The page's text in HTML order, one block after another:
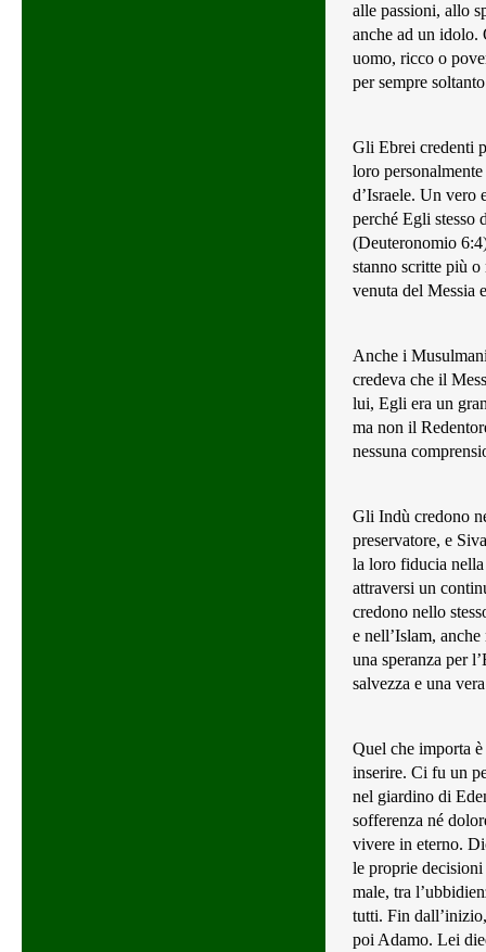
alle passioni, allo
anche ad un idolo.
uomo, ricco o
per sempre
Gli Ebrei credenti
loro
d’Israele. Un vero
perché Egli stesso
(Deuteronomio
stanno scritte più
venuta del Messia
Anche i
credeva che il
lui, Egli era un
ma non il
nessuna
Gli Indù credono
preservatore, e
la loro fiducia
attraversi un
credono nello
e nell’Islam,
una speranza per
salvezza e una
Quel che importa
inserire. Ci fu un
nel giardino di
sofferenza né
vivere in eterno.
le proprie
male, tra
tutti. Fin
poi Adamo. Lei